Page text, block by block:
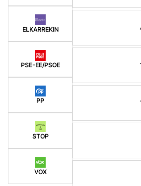
ELKARREKIN
PSE-EE/PSOE
PP
STOP
VOX